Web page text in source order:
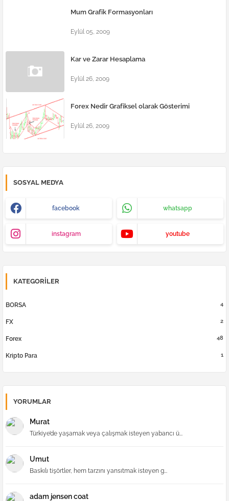
Mum Grafik Formasyonları
Eylül 05, 2009
Kar ve Zarar Hesaplama
Eylül 26, 2009
Forex Nedir Grafiksel olarak Gösterimi
Eylül 26, 2009
SOSYAL MEDYA
facebook whatsapp
instagram youtube
KATEGORILER
BORSA 4
FX 2
Forex 48
Kripto Para 1
YORUMLAR
Murat
Türkiye’de yaşamak veya çalışmak isteyen yabancı ü...
Umut
Baskılı tişörtler, hem tarzını yansıtmak isteyen g...
adam jensen coat